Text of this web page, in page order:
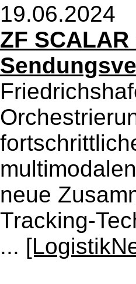
19.06.2024
ZF
neue
Tracking-
...